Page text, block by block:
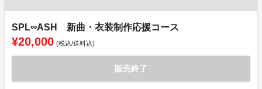
SPL∞ASH 新曲・衣装制作応援コース
¥20,000 (税込/送料込)
販売終了